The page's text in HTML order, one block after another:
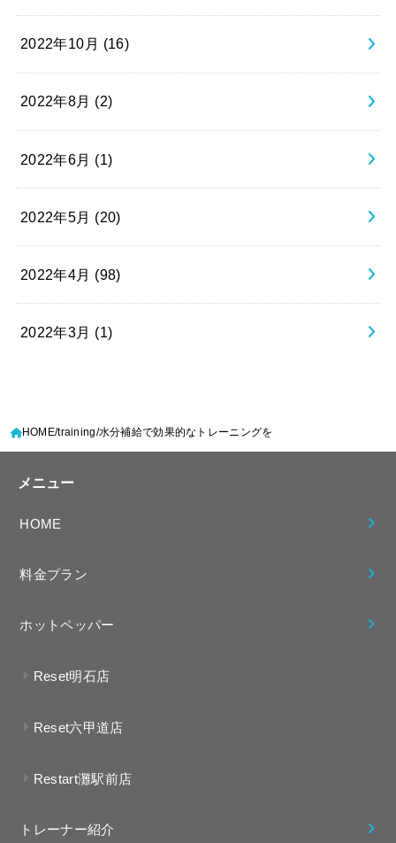
2022年10月 (16)
2022年8月 (2)
2022年6月 (1)
2022年5月 (20)
2022年4月 (98)
2022年3月 (1)
HOME training 水分補給で効果的なトレーニングを
メニュー
HOME
料金プラン
ホットペッパー
Reset明石店
Reset六甲道店
Restart灘駅前店
トレーナー紹介